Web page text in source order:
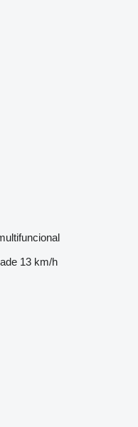
13 km/h